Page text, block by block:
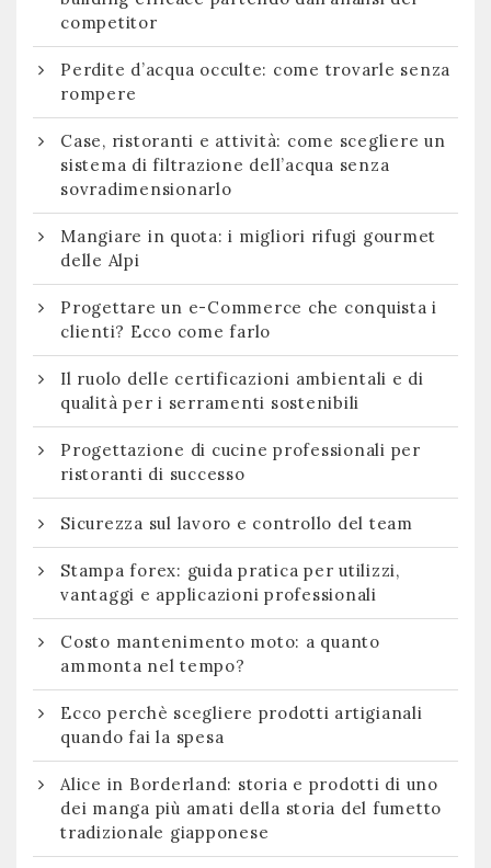
competitor
Perdite d’acqua occulte: come trovarle senza
rompere
Case, ristoranti e attività: come scegliere un
sistema di filtrazione dell’acqua senza
sovradimensionarlo
Mangiare in quota: i migliori rifugi gourmet
delle Alpi
Progettare un e-Commerce che conquista i
clienti? Ecco come farlo
Il ruolo delle certificazioni ambientali e di
qualità per i serramenti sostenibili
Progettazione di cucine professionali per
ristoranti di successo
Sicurezza sul lavoro e controllo del team
Stampa forex: guida pratica per utilizzi,
vantaggi e applicazioni professionali
Costo mantenimento moto: a quanto
ammonta nel tempo?
Ecco perchè scegliere prodotti artigianali
quando fai la spesa
Alice in Borderland: storia e prodotti di uno
dei manga più amati della storia del fumetto
tradizionale giapponese